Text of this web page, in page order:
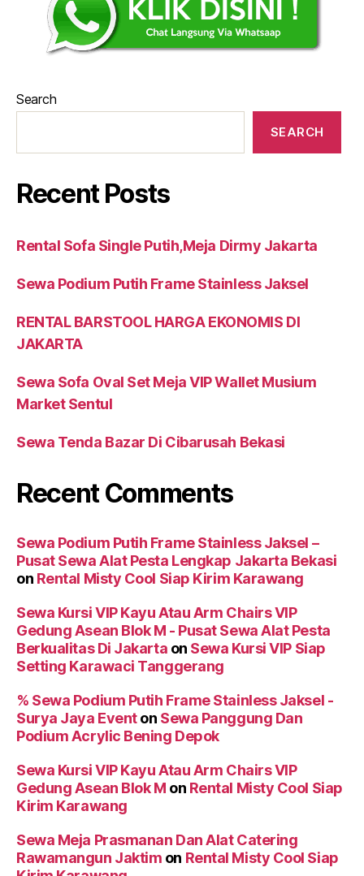
Search
SEARCH
Recent Posts
Rental Sofa Single Putih,Meja Dirmy Jakarta
Sewa Podium Putih Frame Stainless Jaksel
RENTAL BARSTOOL HARGA EKONOMIS DI
JAKARTA
Sewa Sofa Oval Set Meja VIP Wallet Musium
Market Sentul
Sewa Tenda Bazar Di Cibarusah Bekasi
Recent Comments
Sewa Podium Putih Frame Stainless Jaksel –
Pusat Sewa Alat Pesta Lengkap Jakarta Bekasi
on Rental Misty Cool Siap Kirim Karawang
Sewa Kursi VIP Kayu Atau Arm Chairs VIP
Gedung Asean Blok M - Pusat Sewa Alat Pesta
Berkualitas Di Jakarta on Sewa Kursi VIP Siap
Setting Karawaci Tanggerang
% Sewa Podium Putih Frame Stainless Jaksel -
Surya Jaya Eventon Sewa Panggung Dan
Podium Acrylic Bening Depok
Sewa Kursi VIP Kayu Atau Arm Chairs VIP
Gedung Asean Blok M on Rental Misty Cool Siap
Kirim Karawang
Sewa Meja Prasmanan Dan Alat Catering
Rawamangun Jaktim on Rental Misty Cool Siap